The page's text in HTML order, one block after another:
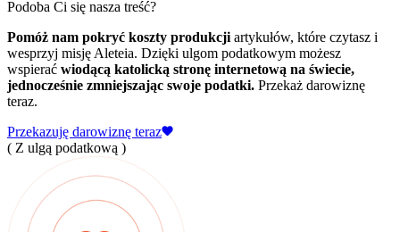
Podoba Ci się nasza treść?
Pomóż nam pokryć koszty produkcji artykułów, które czytasz i
wesprzyj misję Aleteia. Dzięki ulgom podatkowym możesz
wspierać wiodącą katolicką stronę internetową na świecie,
jednocześnie zmniejszając swoje podatki. Przekaż darowiznę
teraz.
Przekazuję darowiznę teraz
( Z ulgą podatkową )